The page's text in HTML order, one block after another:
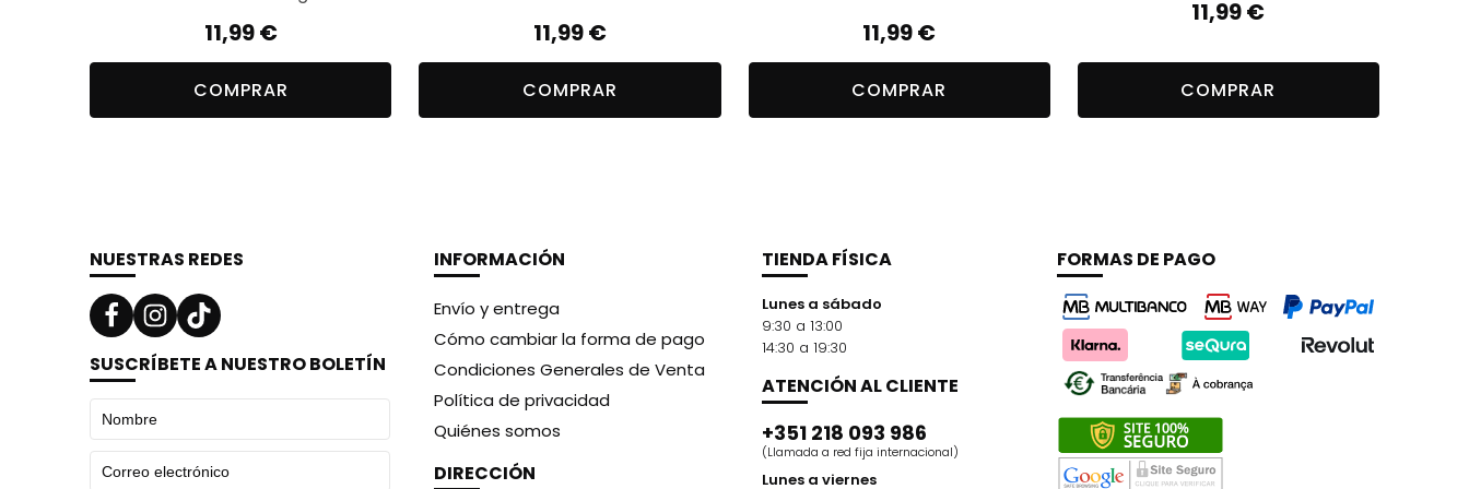
11,99€
COMPRAR
11,99€
COMPRAR
11,99€
COMPRAR
11,99€
COMPRAR
NUESTRAS REDES
SUSCRÍBETE A NUESTRO BOLETÍN
INFORMACIÓN
Envío y entrega
Cómo cambiar la forma de pago
Condiciones Generales de Venta
Política de privacidad
Quiénes somos
DIRECCIÓN
TIENDA FÍSICA
Lunes a sábado
9:30 a 13:00
14:30 a 19:30
ATENCIÓN AL CLIENTE
+351 218 093 986
(Llamada a red fija internacional)
Lunes a viernes
FORMAS DE PAGO